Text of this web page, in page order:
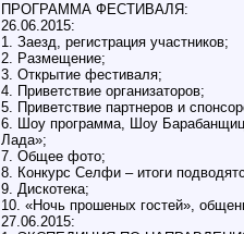
ПРОГРАММА ФЕСТИВАЛЯ:
26.06.2015:
1. Заезд, регистрация участников;
2. Размещение;
3. Открытие фестиваля;
4. Приветствие организаторов;
5. Приветствие партнеров и
6. Шоу программа, Шоу
Лада»;
7. Общее фото;
8. Конкурс Селфи – итоги
9. Дискотека;
10. «Ночь прошеных гостей»,
27.06.2015: